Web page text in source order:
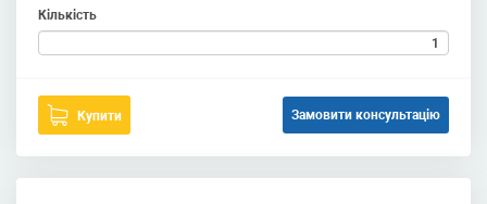
Кількість
Купити Замовити консультацію